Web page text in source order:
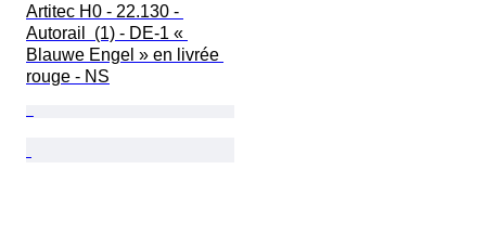
Artitec H0 - 22.130 -
Autorail  (1) - DE-1 «
Blauwe Engel » en livrée
rouge - NS